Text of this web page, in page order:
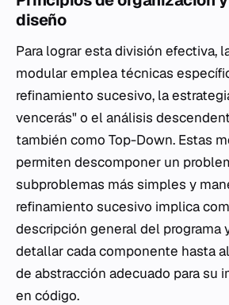
diseño
Para lograr esta división efectiva,
modular emplea técnicas
refinamiento sucesivo, la
vencerás" o el análisis
también como Top-Down. Estas
permiten descomponer un
subproblemas más simples y
refinamiento sucesivo implica
descripción general del programa
detallar cada componente hasta
de abstracción adecuado para su
en código.